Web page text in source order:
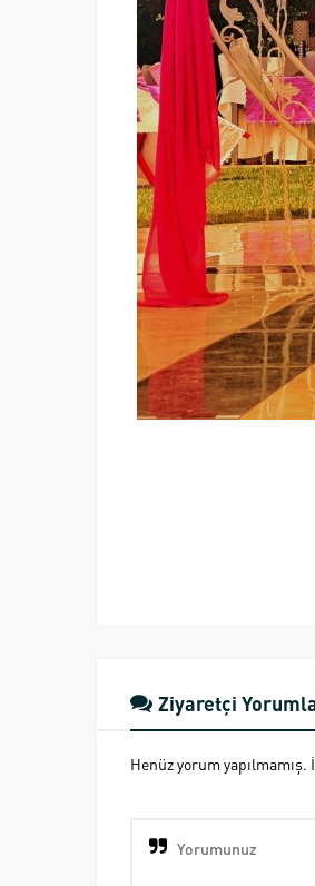
Ziyaretçi
Henüz yorum